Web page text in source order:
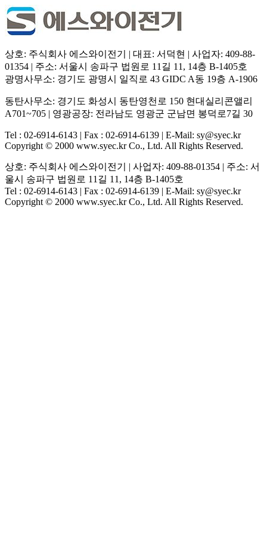
상호: 주식회사 에스와이전기 | 대표: 서덕현 | 사업자: 409-88-
01354 | 주소: 서울시 송파구 법원로 11길 11, 14층 B-1405호
광명사무소: 경기도 광명시 일직로 43 GIDC A동 19층 A-1906
동탄사무소: 경기도 화성시 동탄영천로 150 현대실리콘앨리
A701~705 | 영광공장: 전라남도 영광군 군남면 봉덕로7길 30
Tel : 02-6914-6143 | Fax : 02-6914-6139 | E-Mail: sy@syec.kr
Copyright © 2000 www.syec.kr Co., Ltd. All Rights Reserved.
상호: 주식회사 에스와이전기 | 사업자: 409-88-01354 | 주소: 서
울시 송파구 법원로 11길 11, 14층 B-1405호
Tel : 02-6914-6143 | Fax : 02-6914-6139 | E-Mail: sy@syec.kr​
Copyright © 2000 www.syec.kr Co., Ltd. All Rights Reserved.